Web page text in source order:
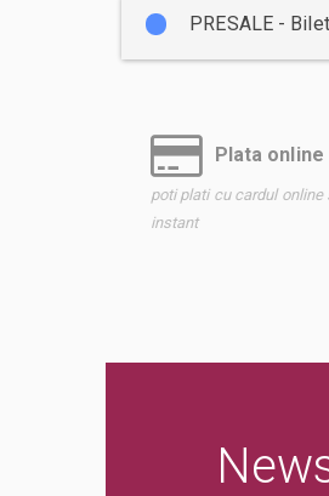
PRESALE -
Plata online
poti plati cu cardul
instant